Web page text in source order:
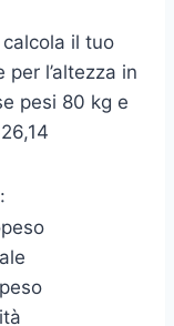
il tuo
l’altezza in
pesi 80 kg e